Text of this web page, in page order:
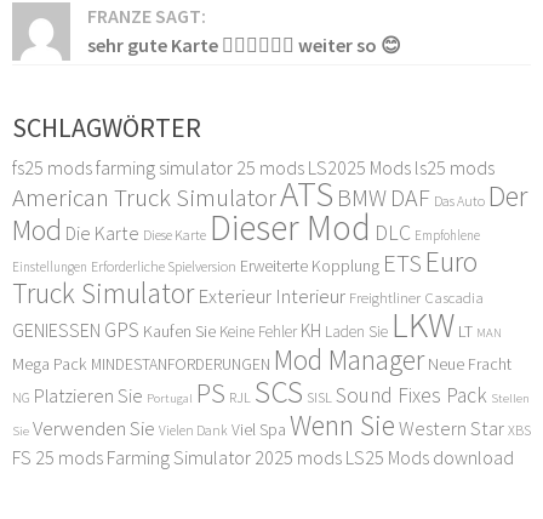
FRANZE SAGT:
sehr gute Karte 👍🏻👍🏻👍🏻 weiter so 😊
SCHLAGWÖRTER
fs25 modsfarming simulator 25 mods LS2025 Mods ls25 mods
American Truck SimulatorATS BMW DAF Das Auto Der
Mod Die Karte Diese Karte Dieser Mod DLC Empfohlene
Einstellungen Erforderliche Spielversion Erweiterte Kopplung ETS Euro
Truck Simulator Exterieur Interieur Freightliner Cascadia
GENIESSEN GPS Kaufen Sie Keine Fehler KH Laden Sie LKW LT MAN
Mega Pack MINDESTANFORDERUNGEN Mod Manager Neue Fracht
NG Platzieren Sie Portugal PS RJL SCS SISL Sound Fixes Pack Stellen
Sie Verwenden Sie Vielen Dank Viel Spa Wenn Sie Western Star XBS
FS 25 mods Farming Simulator 2025 mods LS25 Mods download